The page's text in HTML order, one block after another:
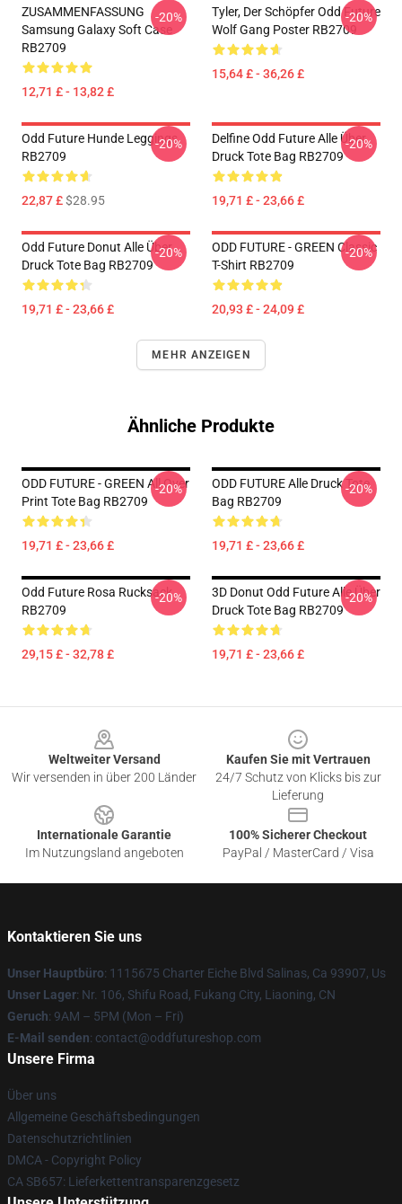
ZUSAMMENFASSUNG
Samsung Galaxy Soft Case
RB2709
12,71 £ - 13,82 £
-20%
Tyler, Der Schöpfer Odd Future
Wolf Gang Poster RB2709
15,64 £ - 36,26 £
-20%
Odd Future Hunde Leggings
RB2709
22,87 £$28.95
-20%
Delfine Odd Future Alle Über
Druck Tote Bag RB2709
19,71 £ - 23,66 £
-20%
Odd Future Donut Alle Über
Druck Tote Bag RB2709
19,71 £ - 23,66 £
-20%
ODD FUTURE - GREEN Classic
T-Shirt RB2709
20,93 £ - 24,09 £
-20%
MEHR ANZEIGEN
Ähnliche Produkte
ODD FUTURE - GREEN All Over
Print Tote Bag RB2709
19,71 £ - 23,66 £
-20%
ODD FUTURE Alle Druck Tote
Bag RB2709
19,71 £ - 23,66 £
-20%
Odd Future Rosa Rucksack
RB2709
29,15 £ - 32,78 £
-20%
3D Donut Odd Future Alle Über
Druck Tote Bag RB2709
19,71 £ - 23,66 £
-20%
Weltweiter Versand
Wir versenden in über 200 Länder
Kaufen Sie mit Vertrauen
24/7 Schutz von Klicks bis zur
Lieferung
Internationale Garantie
Im Nutzungsland angeboten
100% Sicherer Checkout
PayPal / MasterCard / Visa
Kontaktieren Sie uns
Unser Hauptbüro: 1115675 Charter Eiche Blvd Salinas, Ca 93907, Us
Unser Lager: Nr. 106, Shifu Road, Fukang City, Liaoning, CN
Geruch: 9AM – 5PM (Mon – Fri)
E-Mail senden: contact@oddfutureshop.com
Unsere Firma
Über uns
Allgemeine Geschäftsbedingungen
Datenschutzrichtlinien
DMCA - Copyright Policy
CA SB657: Lieferkettentransparenzgesetz